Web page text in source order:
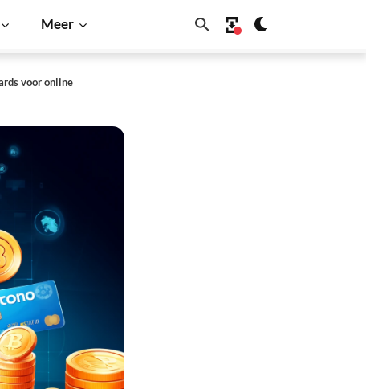
Meer
voor online